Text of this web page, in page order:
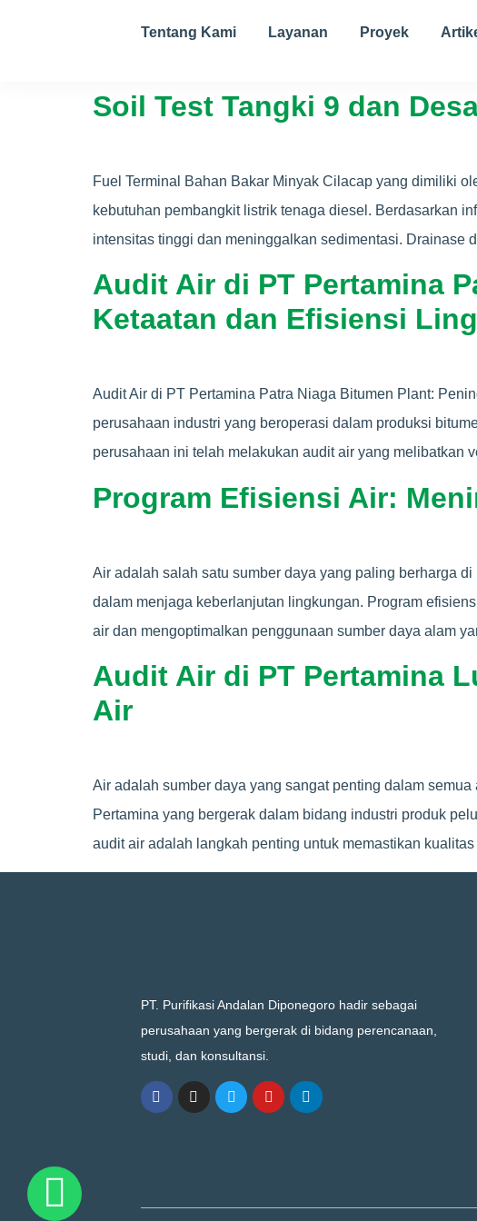
Tentang Kami Layanan Proyek
Soil Test Tangki 9 dan
Fuel Terminal Bahan Bakar Minyak Cilacap yang dimiliki
kebutuhan pembangkit listrik tenaga diesel. Berdasarkan
intensitas tinggi dan meninggalkan sedimentasi. Drainase
Audit Air di PT Pertamina
Ketaatan dan Efisiensi
Audit Air di PT Pertamina Patra Niaga Bitumen Plant:
perusahaan industri yang beroperasi dalam produksi
perusahaan ini telah melakukan audit air yang melibatkan
Program Efisiensi Air:
Air adalah salah satu sumber daya yang paling berharga
dalam menjaga keberlanjutan lingkungan. Program
air dan mengoptimalkan penggunaan sumber daya alam
Audit Air di PT Pertamina
Air
Air adalah sumber daya yang sangat penting dalam
Pertamina yang bergerak dalam bidang industri produk
audit air adalah langkah penting untuk memastikan
PT. Purifikasi Andalan Diponegoro hadir sebagai
perusahaan yang bergerak di bidang perencanaan,
studi, dan konsultansi.